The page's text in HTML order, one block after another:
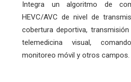
Integra un algoritmo de
HEVC/AVC de nivel de
cobertura deportiva,
telemedicina visual,
monitoreo móvil y otros campos.